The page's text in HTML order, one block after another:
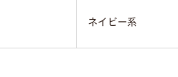
ネイビー系